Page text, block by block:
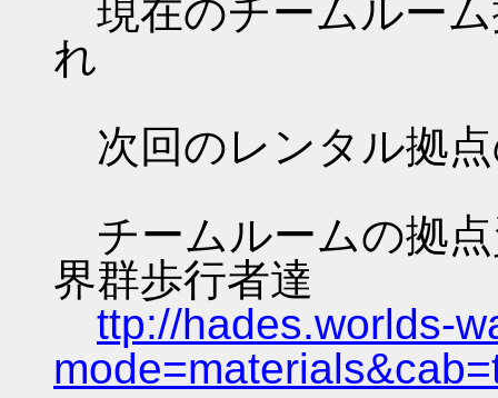
現在のチームルー
れ
次回のレンタル拠
チームルームの拠
界群歩行者達
ttp://hades.worlds-